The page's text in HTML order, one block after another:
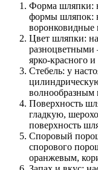
Форма шляпки:
формы шляпок:
воронковидные
Цвет шляпки:
разноцветными
ярко-красного
Стебель: у
волнообразным
Поверхность
гладкую,
поверхность
Споровый
спорового
оранжевым,